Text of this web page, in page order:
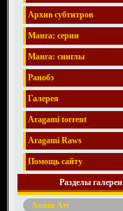
Архив субтитров
Манга: серии
Манга: синглы
Ранобэ
Галерея
Aragami torrent
Aragami Raws
Помощь сайту
Разделы галереи
Anime Art